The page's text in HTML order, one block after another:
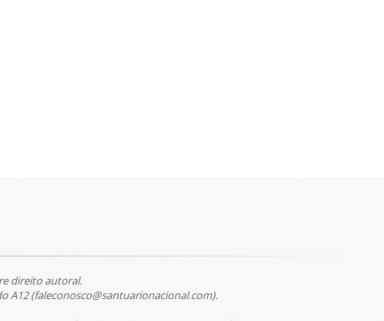
direito autoral.
A12 (faleconosco@santuarionacional.com).